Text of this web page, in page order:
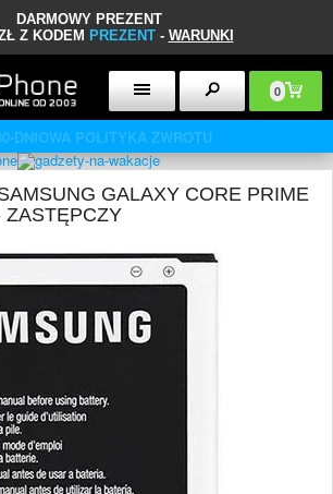
DARMOWY PREZENT
Z KODEM PREZENT- WARUNKI
0
DNIOWA POLITYKA ZWROTU
GALAXY CORE PRIME
ZASTĘPCZY